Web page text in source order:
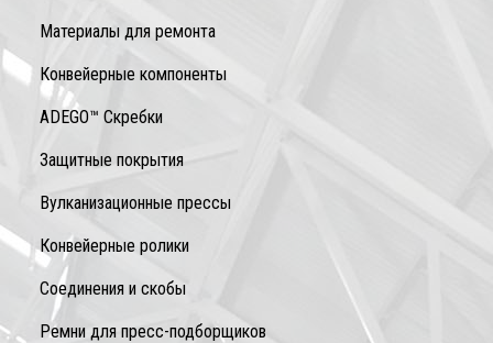
Mатериалы для ремонта
Конвейерные компоненты
ADEGO™ Скребки
Защитные покрытия
Вулканизационные прессы
Конвейерные ролики
Соединения и скобы
Ремни для пресс-подборщиков